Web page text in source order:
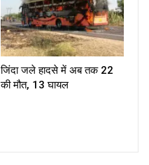
जिंदा जले हादसे में अब तक 22
की मौत, 13 घायल